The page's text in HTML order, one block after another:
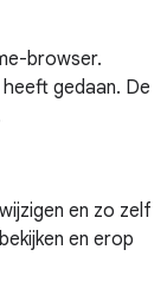
browser.
gedaan. De
en zo zelf
en erop